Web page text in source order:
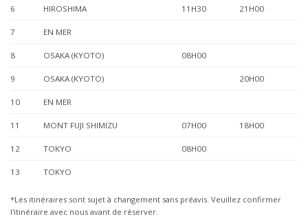
6 HIROSHIMA 11H30 21H00
7 EN MER
8 OSAKA (KYOTO) 08H00
9 OSAKA (KYOTO) 20H00
10 EN MER
11 MONT FUJI SHIMIZU 07H00 18H00
12 TOKYO 08H00
13 TOKYO
*Les itinéraires sont sujet à changement sans préavis. Veuillez confirmer
l'itinéraire avec nous avant de réserver.